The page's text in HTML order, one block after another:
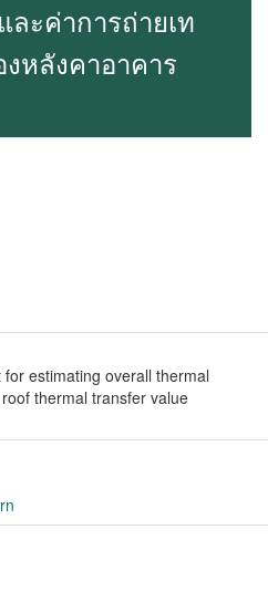
ละค่าการถ่ายเท
หลังคาอาคาร
estimating overall thermal
thermal transfer value